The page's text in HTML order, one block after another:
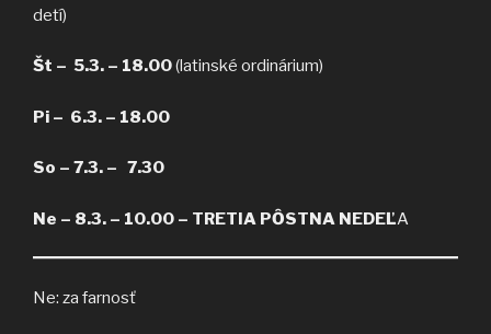
detí)
Št – 5.3. – 18.00(latinské ordinárium)
Pi – 6.3. – 18.00
So – 7.3. – 7.30
Ne – 8.3. – 10.00 – TRETIA PȎSTNA NEDEĽA
Ne: za farnosť